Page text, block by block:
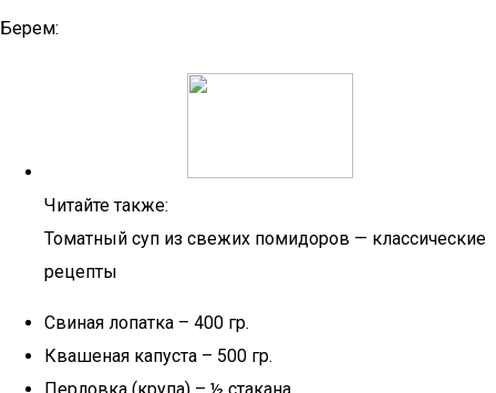
Берем:
Читайте также:
Томатный суп из свежих помидоров — классические
рецепты
Свиная лопатка – 400 гр.
Квашеная капуста – 500 гр.